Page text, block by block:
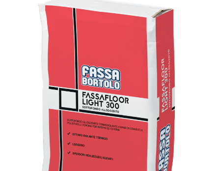
AQUAZIP ONE PRO
Guaina
impermeabilizzante
elastica
monocomponente
polimero cementizia
ultra opaca ad